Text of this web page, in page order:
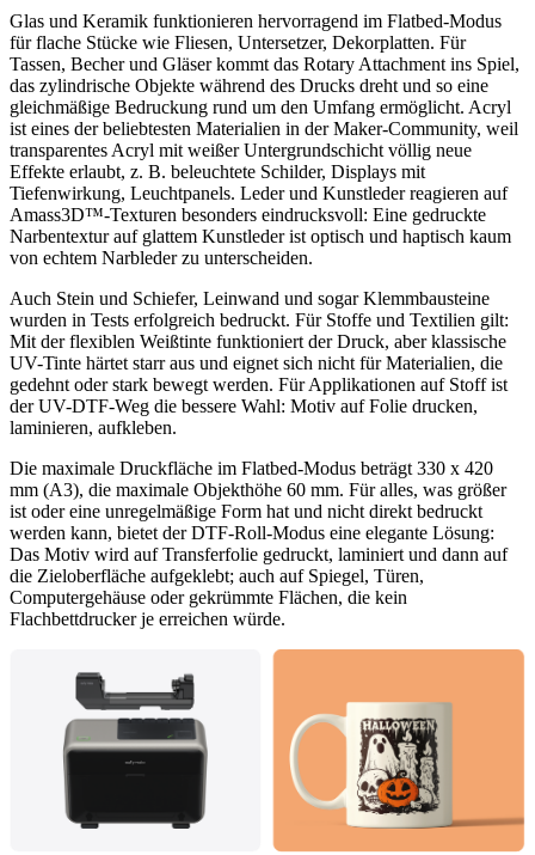
Glas und Keramik funktionieren hervorragend im Flatbed-Modus
für flache Stücke wie Fliesen, Untersetzer, Dekorplatten. Für
Tassen, Becher und Gläser kommt das Rotary Attachment ins Spiel,
das zylindrische Objekte während des Drucks dreht und so eine
gleichmäßige Bedruckung rund um den Umfang ermöglicht. Acryl
ist eines der beliebtesten Materialien in der Maker-Community, weil
transparentes Acryl mit weißer Untergrundschicht völlig neue
Effekte erlaubt, z. B. beleuchtete Schilder, Displays mit
Tiefenwirkung, Leuchtpanels. Leder und Kunstleder reagieren auf
Amass3D™-Texturen besonders eindrucksvoll: Eine gedruckte
Narbentextur auf glattem Kunstleder ist optisch und haptisch kaum
von echtem Narbleder zu unterscheiden.
Auch Stein und Schiefer, Leinwand und sogar Klemmbausteine
wurden in Tests erfolgreich bedruckt. Für Stoffe und Textilien gilt:
Mit der flexiblen Weißtinte funktioniert der Druck, aber klassische
UV-Tinte härtet starr aus und eignet sich nicht für Materialien, die
gedehnt oder stark bewegt werden. Für Applikationen auf Stoff ist
der UV-DTF-Weg die bessere Wahl: Motiv auf Folie drucken,
laminieren, aufkleben.
Die maximale Druckfläche im Flatbed-Modus beträgt 330 x 420
mm (A3), die maximale Objekthöhe 60 mm. Für alles, was größer
ist oder eine unregelmäßige Form hat und nicht direkt bedruckt
werden kann, bietet der DTF-Roll-Modus eine elegante Lösung:
Das Motiv wird auf Transferfolie gedruckt, laminiert und dann auf
die Zieloberfläche aufgeklebt; auch auf Spiegel, Türen,
Computergehäuse oder gekrümmte Flächen, die kein
Flachbettdrucker je erreichen würde.